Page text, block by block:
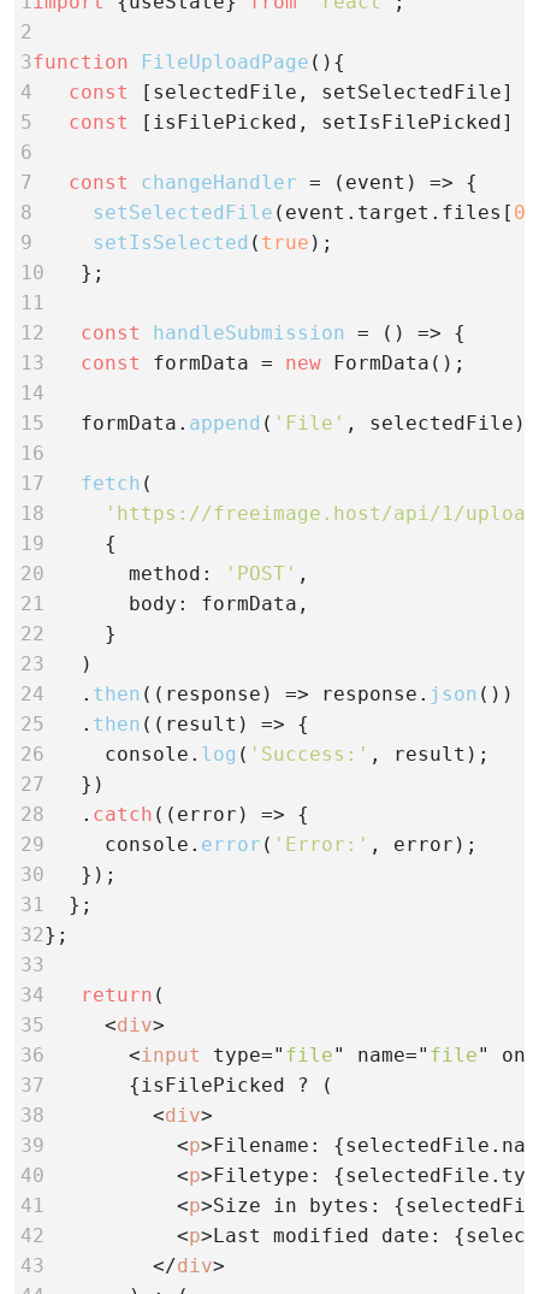
2
3function FileUploadPage
4
const
[selectedFile, setSelectedFile]
5
const
[isFilePicked, setIsFilePicked]
6
7
const changeHandler
8
setSelectedFile (event.target.files[ 0
9
setIsSelected ( true
10
11
12
const handleSubmission
13
const formData = new
14
15 formData. append ( 'File'
16
17
fetch
18
'https://freeimage.host/api/1/
19
20 method: 'POST'
21
22
23
24
. then ((response) => response. json
25
. then
26 console. log ( 'Success:'
27
28
. catch
29 console. error ( 'Error:'
30
31
32
33
34
return
35
     <
div
36 <input type=" file" name=" file"
37
38 <div
39 <p>Filename:
40 <p>Filetype:
41 <p>Size in bytes:
42 <p>Last modified date:
43 </div